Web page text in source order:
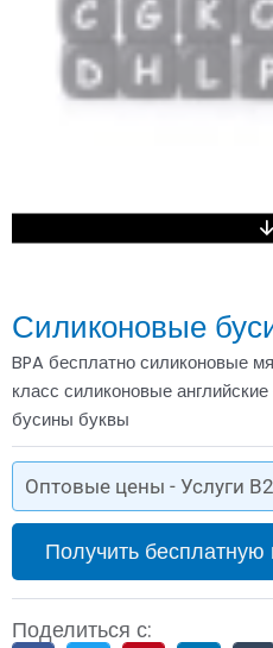
Силиконовые
BPA бесплатно силиконовые
класс силиконовые
бусины буквы
Оптовые цены - Услуги
Получить бесплатную
Поделиться с: